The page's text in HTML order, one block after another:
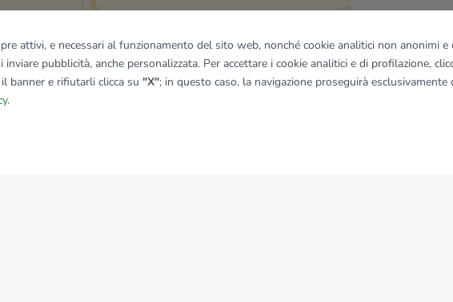
tutti gli immobili del riquadro
attivi, e necessari al funzionamento del sito web, nonché cookie analitici non anonimi
pubblicità, anche personalizzata. Per accettare i cookie analitici e di profilazione,
banner e rifiutarli clicca su "X"; in questo caso, la navigazione proseguirà
.